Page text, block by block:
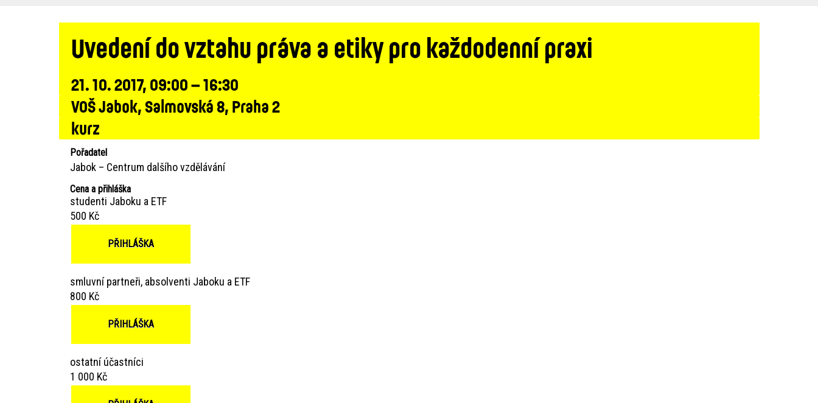
Uvedení do vztahu práva a etiky pro každodenní praxi
21. 10. 2017, 09:00 – 16:30
VOŠ Jabok, Salmovská 8, Praha 2
kurz
Pořadatel
Jabok – Centrum dalšího vzdělávání
Cena a přihláška
studenti Jaboku a ETF
500 Kč
PŘIHLÁŠKA
smluvní partneři, absolventi Jaboku a ETF
800 Kč
PŘIHLÁŠKA
ostatní účastníci
1 000 Kč